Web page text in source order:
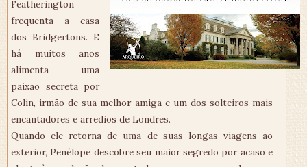
Featherington
frequenta a casa
dos Bridgertons. E
há muitos anos
alimenta uma
paixão secreta por
Colin, irmão de sua melhor amiga e um dos solteiros mais
encantadores e arredios de Londres.
Quando ele retorna de uma de suas longas viagens ao
exterior, Penélope descobre seu maior segredo por acaso e